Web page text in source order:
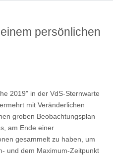
persönlichen
2019" in der VdS-Sternwarte
mit Veränderlichen
groben Beobachtungsplan
am Ende einer
gesammelt zu haben, um
und dem Maximum-Zeitpunkt